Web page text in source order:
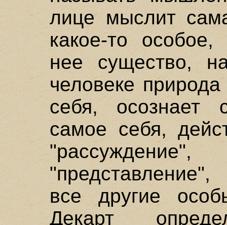
лице мыслит
какое-то
нее существо,
человеке
себя, осознает
самое себя,
все другие
Декарт